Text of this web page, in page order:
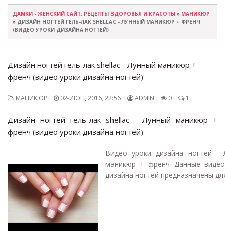
ДАМКИ - ЖЕНСКИЙ САЙТ: РЕЦЕПТЫ ЗДОРОВЬЯ И КРАСОТЫ » МАНИКЮР
» ДИЗАЙН НОГТЕЙ ГЕЛЬ-ЛАК SHELLAC - ЛУННЫЙ МАНИКЮР + ФРЕНЧ
(ВИДЕО УРОКИ ДИЗАЙНА НОГТЕЙ)
Дизайн ногтей гель-лак shellac - Лунный маникюр +
френч (видео уроки дизайна ногтей)
МАНИКЮР 02-ИЮН, 2016, 22:56 ADMIN 0 1
Дизайн ногтей гель-лак shellac - Лунный маникюр +
френч (видео уроки дизайна ногтей)
Видео уроки дизайна ногтей -
маникюр + френч Данные
дизайна ногтей предназначены